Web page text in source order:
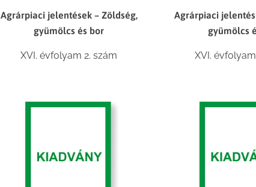
Agrárpiaci jelentések – Zöldség,
gyümölcs és bor
XVI. évfolyam 2. szám
Agrárpiaci
gyümölcs
XVI.